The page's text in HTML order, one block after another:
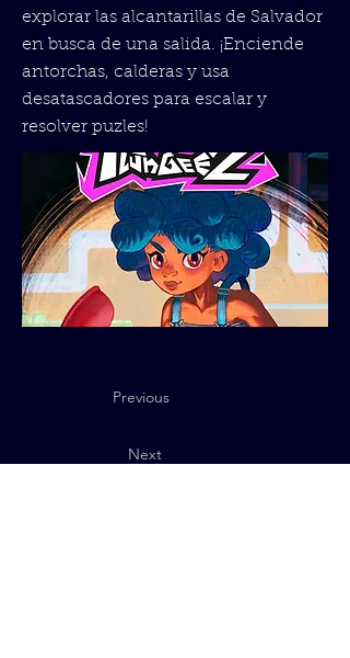
explorar las alcantarillas de Salvador
en busca de una salida. ¡Enciende
antorchas, calderas y usa
desatascadores para escalar y
resolver puzles!
Previous
Next